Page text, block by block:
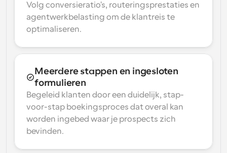
Volg conversieratio's, routeringsprestaties en
agentwerkbelasting om de klantreis te
optimaliseren.
Meerdere stappen en ingesloten
formulieren
Begeleid klanten door een duidelijk, stap-
voor-stap boekingsproces dat overal kan
worden ingebed waar je prospects zich
bevinden.